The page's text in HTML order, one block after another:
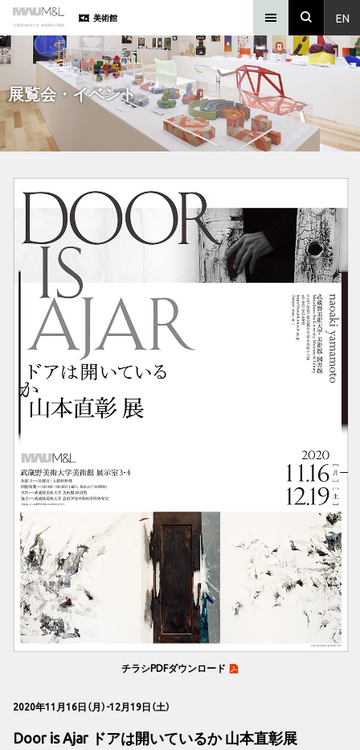
EN
美術館
展覧会・イベント
チラシPDFダウンロード
2020年11月16日（月）-12月19日（土）
Door is Ajar ドアは開いているか 山本直彰展